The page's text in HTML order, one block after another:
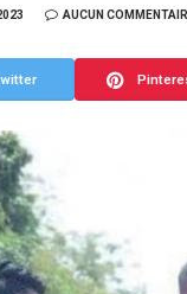
AUCUN